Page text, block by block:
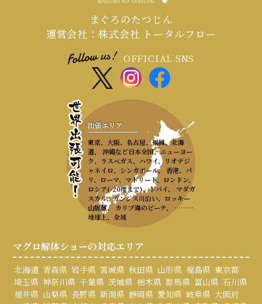
まぐろのたつじん
運営会社：株式会社 トータルフロー
OFFICIAL SNS
出張エリア
東京、大阪、名古屋、福岡、北海
道、 沖縄など日本全国、ニューヨー
ク、ラスベガス、ハワイ、リオデジ
ャネイロ、シンガポール、 香港、パ
リ、ローマ、マドリード、ロンドン、
ロシア(-20度まで)、ドバイ、 マダガ
スカル、ガンジス川沿い、ロッキー
山脈麓、 カリブ海のビーチ、 ………
地球上、全域
マグロ解体ショーの対応エリア
北海道 青森県 岩手県 宮城県 秋田県 山形県 福島県 東京都
埼玉県 神奈川県 千葉県 茨城県 栃木県 群馬県 富山県 石川県
福井県 山梨県 長野県 新潟県 静岡県 愛知県 岐阜県 大阪府